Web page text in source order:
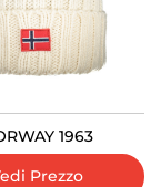
1963
Prezzo